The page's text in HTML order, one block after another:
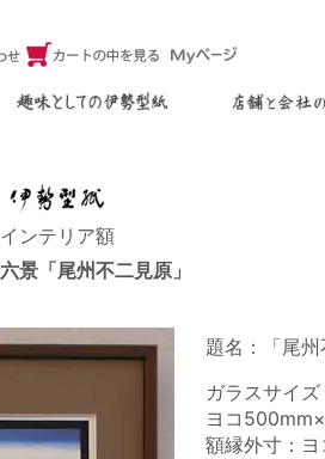
インテリア額
景「尾州不二見原」
題名：「尾
ガラスサイズ
ヨコ
額縁外寸：